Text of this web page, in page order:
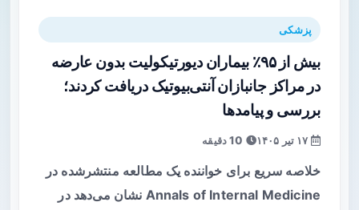
پزشکی
بیش از ۹۵٪ بیماران دیورتیکولیت بدون عارضه
در مراکز جانبازان آنتی‌بیوتیک دریافت کردند؛
بررسی و پیامدها
خلاصه سریع برای خواننده یک مطالعه منتشرشده در
Annals of Internal Medicine نشان می‌دهد در